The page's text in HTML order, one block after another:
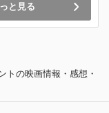
と見る
トの映画情報・感想・